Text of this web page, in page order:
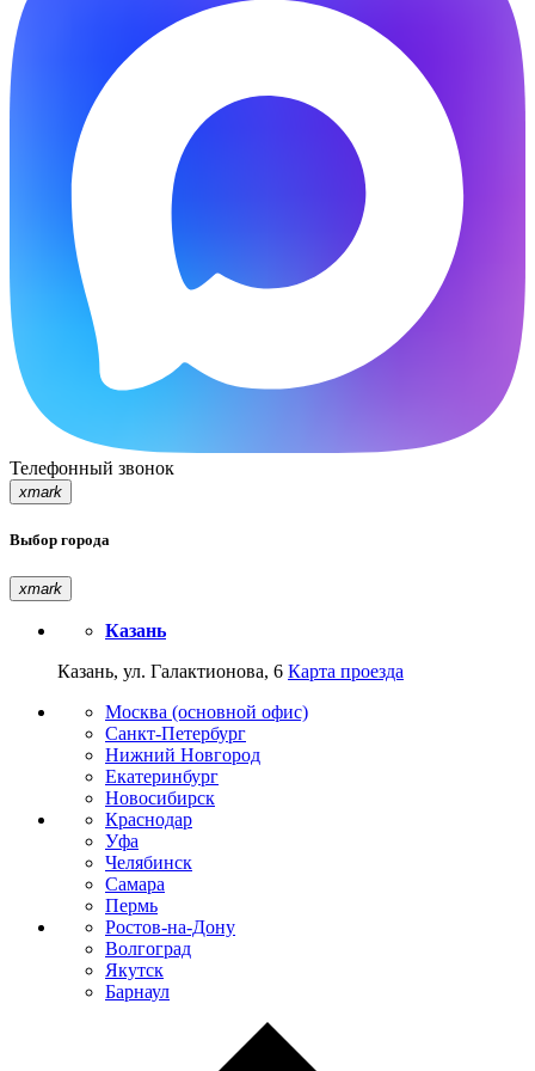
Телефонный звонок
xmark
Выбор города
xmark
Казань
Казань, ул. Галактионова, 6 Карта проезда
Москва (основной офис)
Санкт-Петербург
Нижний Новгород
Екатеринбург
Новосибирск
Краснодар
Уфа
Челябинск
Самара
Пермь
Ростов-на-Дону
Волгоград
Якутск
Барнаул